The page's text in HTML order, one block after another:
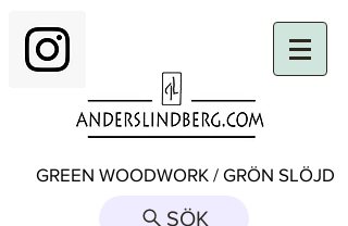
GREEN WOODWORK / GRÖN SLÖJD
SÖK